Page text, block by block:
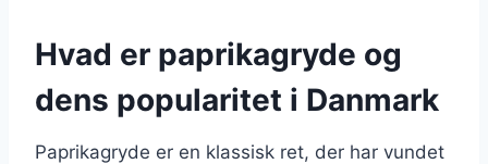
Hvad er paprikagryde og
dens popularitet i Danmark
Paprikagryde er en klassisk ret, der har vundet